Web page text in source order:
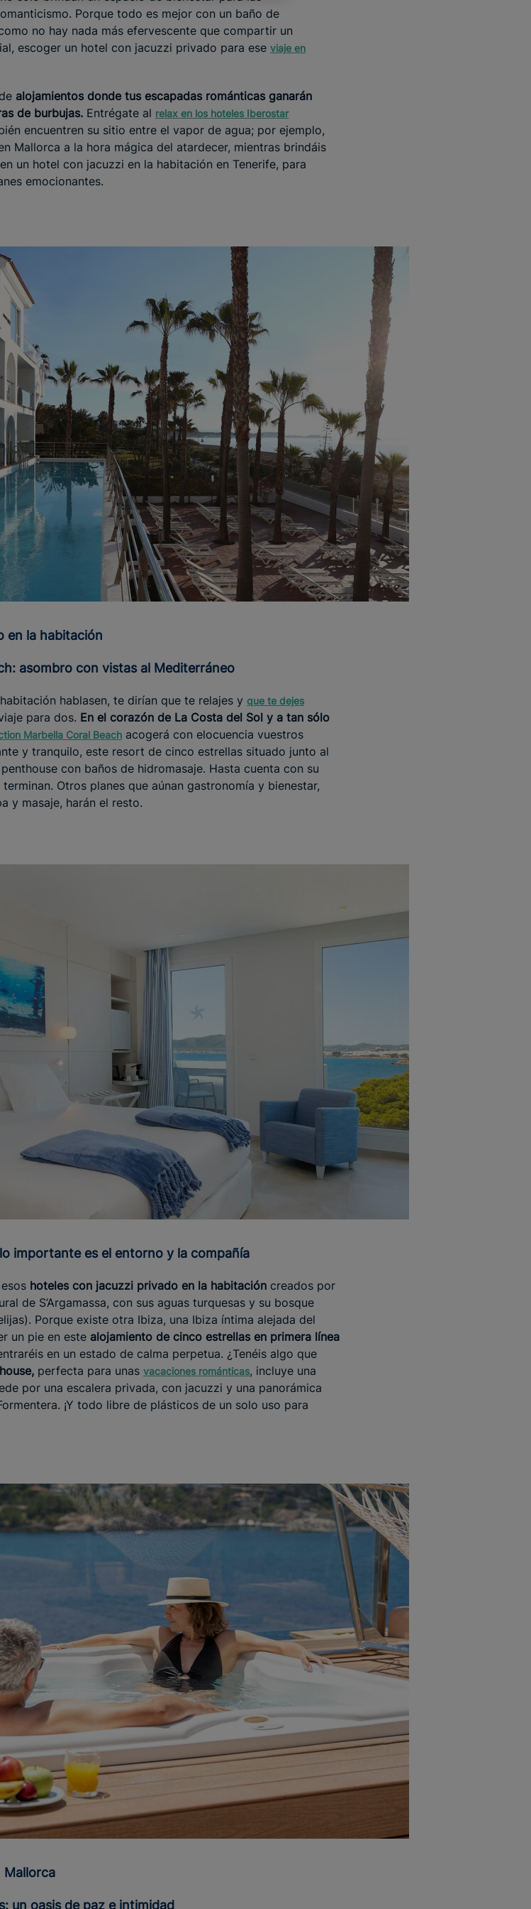
Porque todo es mejor con un baño de
no hay nada más efervescente que compartir un
escoger un hotel con jacuzzi privado para ese viaje en
alojamientos donde tus escapadas románticas ganarán
de burbujas. Entrégate al relax en los hoteles Iberostar
encuentren su sitio entre el vapor de agua; por ejemplo,
Mallorca a la hora mágica del atardecer, mientras brindáis
un hotel con jacuzzi en la habitación en Tenerife, para
emocionantes.
en la habitación
asombro con vistas al Mediterráneo
hablasen, te dirían que te relajes y que te dejes
para dos. En el corazón de La Costa del Sol y a tan sólo
Marbella Coral Beach acogerá con elocuencia vuestros
y tranquilo, este resort de cinco estrellas situado junto al
con baños de hidromasaje. Hasta cuenta con su
Otros planes que aúnan gastronomía y bienestar,
y masaje, harán el resto.
importante es el entorno y la compañía
hoteles con jacuzzi privado en la habitación creados por
de S’Argamassa, con sus aguas turquesas y su bosque
Porque existe otra Ibiza, una Ibiza íntima alejada del
un pie en este alojamiento de cinco estrellas en primera línea
en un estado de calma perpetua. ¿Tenéis algo que
perfecta para unas vacaciones románticas, incluye una
por una escalera privada, con jacuzzi y una panorámica
¡Y todo libre de plásticos de un solo uso para
Mallorca
un oasis de paz e intimidad